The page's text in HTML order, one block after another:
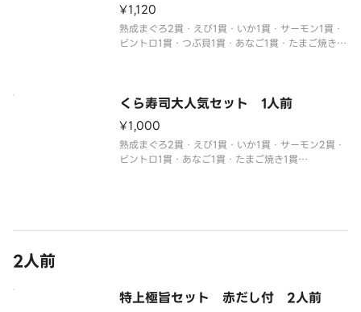
¥1,120
熟成まぐろ2貫・えび1貫・いか1貫・サーモン1貫・
ビントロ1貫・つぶ貝1貫・あなご1貫・たまご焼き1
※醤油・ガリ・わさび・はしなどは規定量お付けし
追加でお付け
くら寿司大人気セット 1人前
¥1,000
熟成まぐろ2貫・えび1貫・いか1貫・サーモン2貫・
ビントロ1貫・あなご1貫・たまご焼き1貫
2人前
特上極旨セット 赤だし付 2人前